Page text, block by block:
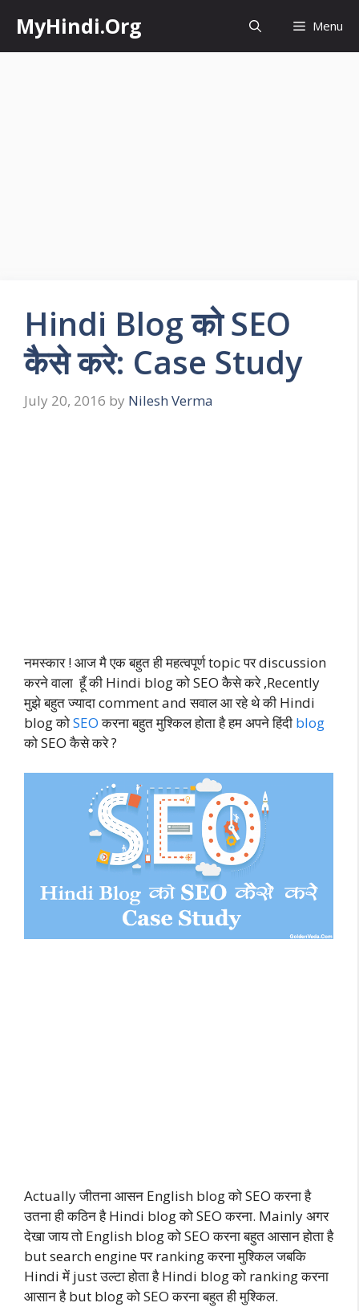
content
MyHindi.Org Menu
Hindi Blog को SEO
कैसे करे: Case Study
July 20, 2016 by Nilesh Verma
नमस्कार ! आज मै एक बहुत ही महत्वपूर्ण topic पर discussion
करने वाला हूँ की Hindi blog को SEO कैसे करे ,Recently
मुझे बहुत ज्यादा comment and सवाल आ रहे थे की Hindi
blog कोSEOकरना बहुत मुश्किल होता है हम अपने हिंदी blog
को SEO कैसे करे ?
Actually जीतना आसन English blog को SEO करना है
उतना ही कठिन है Hindi blog को SEO करना. Mainly अगर
देखा जाय तो English blog को SEO करना बहुत आसान होता है
but search engine पर ranking करना मुश्किल जबकि
Hindi में just उल्टा होता है Hindi blog को ranking करना
आसान है but blog को SEO करना बहुत ही मुश्किल.